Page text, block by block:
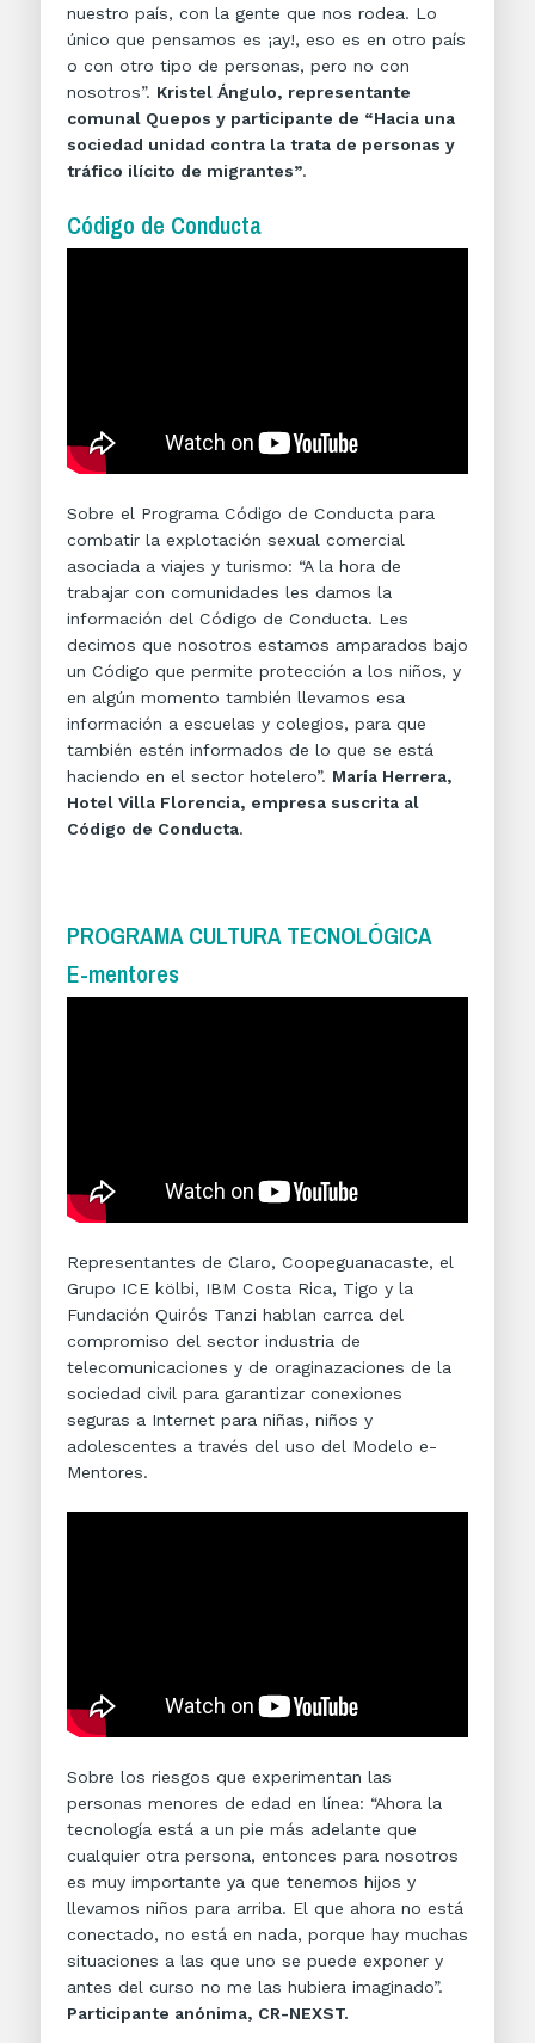
nuestro país, con la gente que nos rodea. Lo
único que pensamos es ¡ay!, eso es en otro país
o con otro tipo de personas, pero no con
nosotros”. Kristel Ángulo, representante
comunal Quepos y participante de “Hacia una
sociedad unidad contra la trata de personas y
tráfico ilícito de migrantes”.
Código de Conducta
Sobre el Programa Código de Conducta para
combatir la explotación sexual comercial
asociada a viajes y turismo: “A la hora de
trabajar con comunidades les damos la
información del Código de Conducta. Les
decimos que nosotros estamos amparados bajo
un Código que permite protección a los niños, y
en algún momento también llevamos esa
información a escuelas y colegios, para que
también estén informados de lo que se está
haciendo en el sector hotelero”. María Herrera,
Hotel Villa Florencia, empresa suscrita al
Código de Conducta.
PROGRAMA CULTURA TECNOLÓGICA
E-mentores
Representantes de Claro, Coopeguanacaste, el
Grupo ICE kölbi, IBM Costa Rica, Tigo y la
Fundación Quirós Tanzi hablan carrca del
compromiso del sector industria de
telecomunicaciones y de oraginazaciones de la
sociedad civil para garantizar conexiones
seguras a Internet para niñas, niños y
adolescentes a través del uso del Modelo e-
Mentores.
Sobre los riesgos que experimentan las
personas menores de edad en línea: “Ahora la
tecnología está a un pie más adelante que
cualquier otra persona, entonces para nosotros
es muy importante ya que tenemos hijos y
llevamos niños para arriba. El que ahora no está
conectado, no está en nada, porque hay muchas
situaciones a las que uno se puede exponer y
antes del curso no me las hubiera imaginado”.
Participante anónima, CR-NEXST.